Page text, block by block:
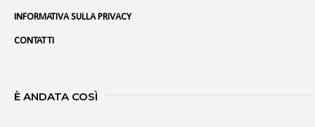
INFORMATIVA SULLA PRIVACY
CONTATTI
È ANDATA COSÌ